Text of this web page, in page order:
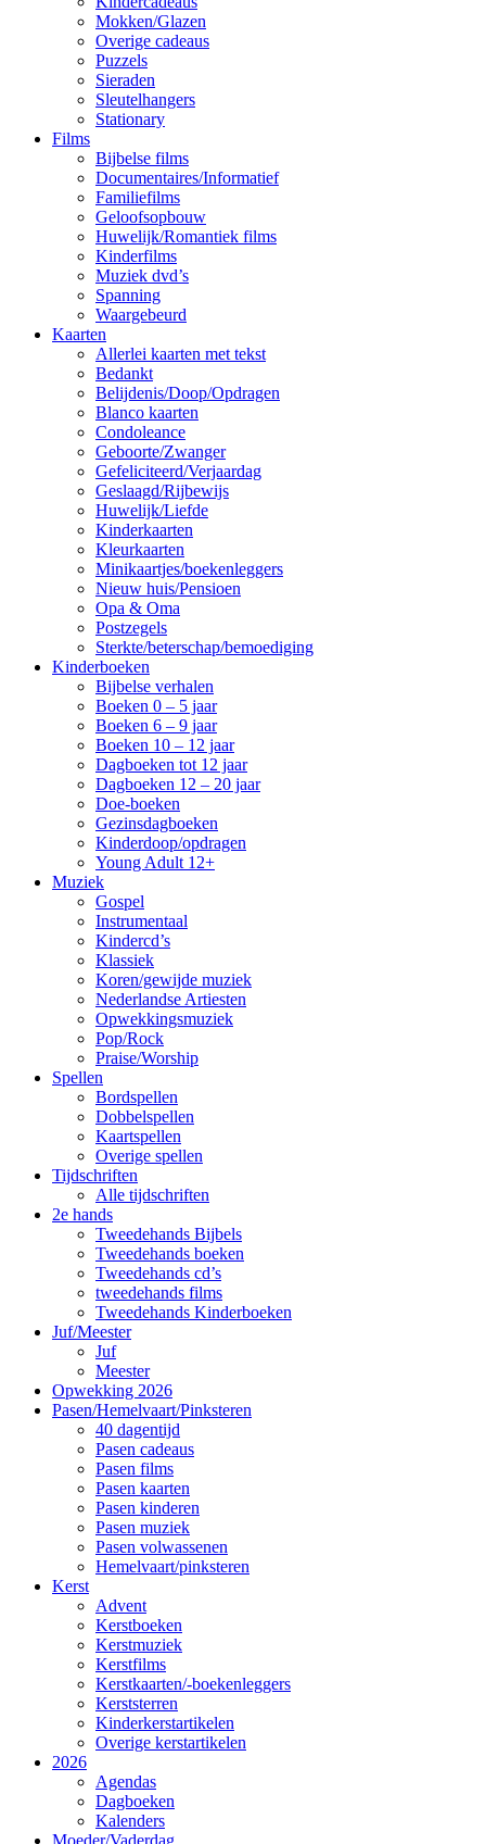
Mokken/Glazen
Overige cadeaus
Puzzels
Sieraden
Sleutelhangers
Stationary
Films
Bijbelse films
Documentaires/Informatief
Familiefilms
Geloofsopbouw
Huwelijk/Romantiek films
Kinderfilms
Muziek dvd’s
Spanning
Waargebeurd
Kaarten
Allerlei kaarten met tekst
Bedankt
Belijdenis/Doop/Opdragen
Blanco kaarten
Condoleance
Geboorte/Zwanger
Gefeliciteerd/Verjaardag
Geslaagd/Rijbewijs
Huwelijk/Liefde
Kinderkaarten
Kleurkaarten
Minikaartjes/boekenleggers
Nieuw huis/Pensioen
Opa & Oma
Postzegels
Sterkte/beterschap/bemoediging
Kinderboeken
Bijbelse verhalen
Boeken 0 – 5 jaar
Boeken 6 – 9 jaar
Boeken 10 – 12 jaar
Dagboeken tot 12 jaar
Dagboeken 12 – 20 jaar
Doe-boeken
Gezinsdagboeken
Kinderdoop/opdragen
Young Adult 12+
Muziek
Gospel
Instrumentaal
Kindercd’s
Klassiek
Koren/gewijde muziek
Nederlandse Artiesten
Opwekkingsmuziek
Pop/Rock
Praise/Worship
Spellen
Bordspellen
Dobbelspellen
Kaartspellen
Overige spellen
Tijdschriften
Alle tijdschriften
2e hands
Tweedehands Bijbels
Tweedehands boeken
Tweedehands cd’s
tweedehands films
Tweedehands Kinderboeken
Juf/Meester
Juf
Meester
Opwekking 2026
Pasen/Hemelvaart/Pinksteren
40 dagentijd
Pasen cadeaus
Pasen films
Pasen kaarten
Pasen kinderen
Pasen muziek
Pasen volwassenen
Hemelvaart/pinksteren
Kerst
Advent
Kerstboeken
Kerstmuziek
Kerstfilms
Kerstkaarten/-boekenleggers
Kerststerren
Kinderkerstartikelen
Overige kerstartikelen
2026
Agendas
Dagboeken
Kalenders
Moeder/Vaderdag